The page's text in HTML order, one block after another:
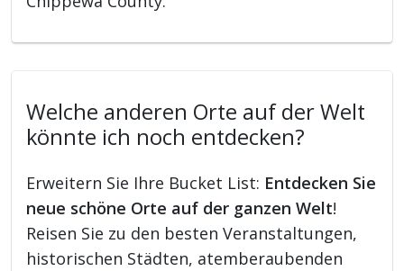
Welche anderen Orte auf der Welt
könnte ich noch entdecken?
Erweitern Sie Ihre Bucket List: Entdecken Sie
neue schöne Orte auf der ganzen Welt!
Reisen Sie zu den besten Veranstaltungen,
historischen Städten, atemberaubenden